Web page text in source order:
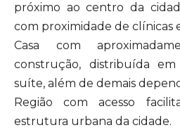
próximo ao centro da
com proximidade de clínicas
Casa com
construção, distribuída
suíte, além de demais
Região com acesso
estrutura urbana da cidade.